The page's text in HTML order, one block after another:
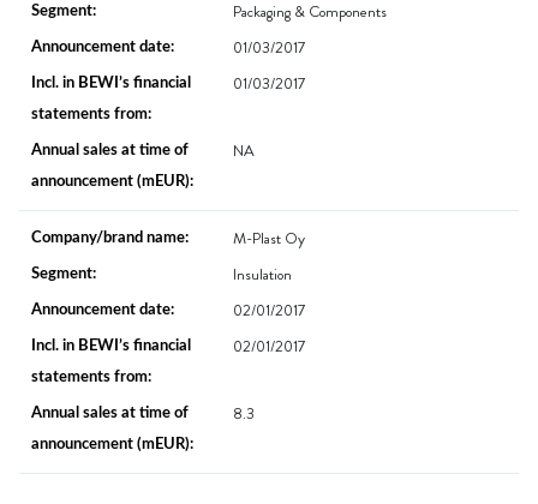
Packaging & Components
01/03/2017
01/03/2017
NA
M-Plast Oy
Insulation
02/01/2017
02/01/2017
8.3